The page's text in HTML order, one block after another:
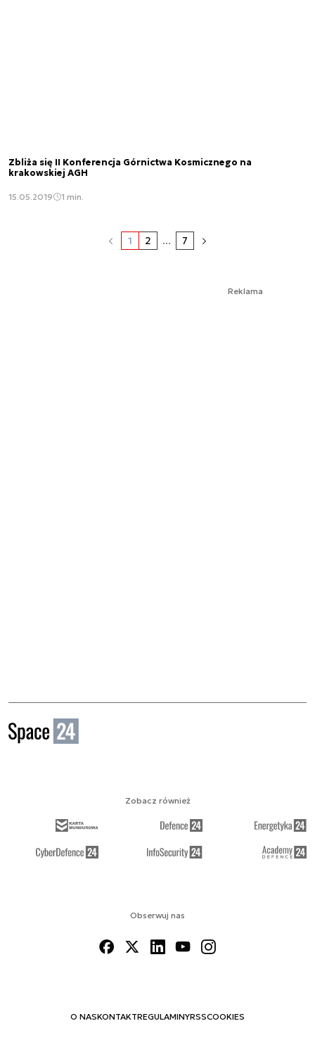
Zbliża się II Konferencja Górnictwa Kosmicznego na
krakowskiej AGH
15.05.2019 1 min.
1 2 ... 7
Reklama
Obserwuj nas
O NASKONTAKTREGULAMINYRSSCOOKIES
Zobacz również